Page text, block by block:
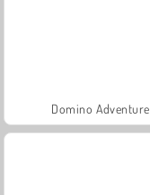
Domino Adventure